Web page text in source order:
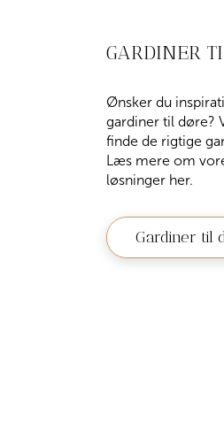
GARDINER
Ønsker du
gardiner til døre?
finde de rigtige
Læs mere om
løsninger her.
Gardiner til